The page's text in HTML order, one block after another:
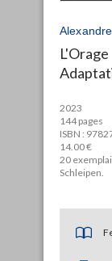
L'Orage
2023
144 pages
ISBN :
14.00 €
20
Schleipen.